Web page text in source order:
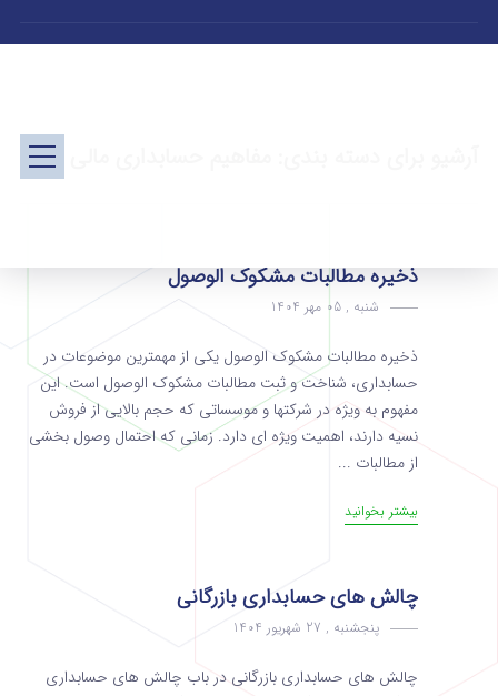
ذخیره مطالبات مشکوک الوصول
شنبه , 05 مهر 1404
ذخیره مطالبات مشکوک الوصول یکی از مهمترین موضوعات در
حسابداری، شناخت و ثبت مطالبات مشکوک الوصول است. این
مفهوم به ویژه در شرکتها و موسساتی که حجم بالایی از فروش
نسیه دارند، اهمیت ویژه ای دارد. زمانی که احتمال وصول بخشی
از مطالبات ...
بیشتر بخوانید
چالش های حسابداری بازرگانی
پنجشنبه , 27 شهریور 1404
چالش های حسابداری بازرگانی در باب چالش های حسابداری